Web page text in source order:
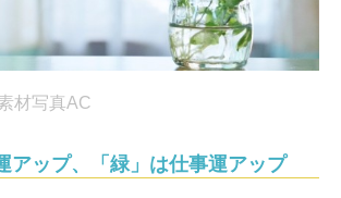
材写真AC
アップ、「緑」は仕事運アップ